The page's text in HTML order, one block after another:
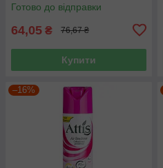
Готово до відправки
64,05 ₴ 76,67 ₴
Купити
–16%